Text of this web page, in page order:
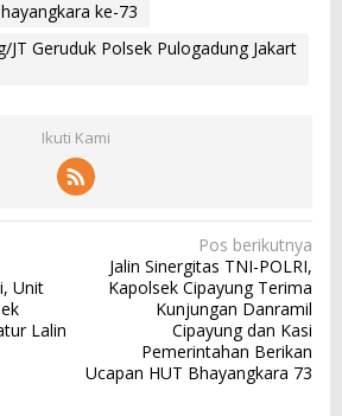
ke-73
JT Geruduk Polsek Pulogadung Jakart
Ikuti Kami
Unit
Lalin
Pos berikutnya
Jalin Sinergitas TNI-POLRI,
Kapolsek Cipayung Terima
Kunjungan Danramil
Cipayung dan Kasi
Pemerintahan Berikan
Ucapan HUT Bhayangkara 73